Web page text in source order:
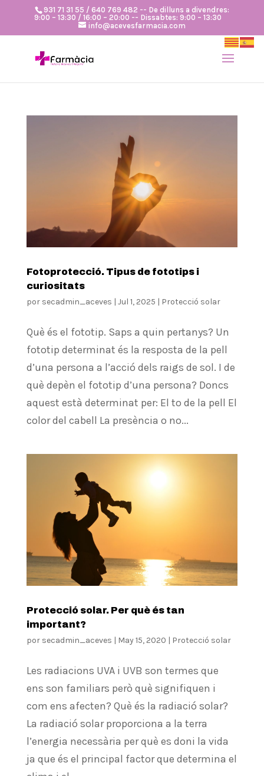
931 71 31 55 / 640 769 482 -- De dilluns a divendres:
9:00 – 13:30 / 16:00 – 20:00 -- Dissabtes: 9:00 – 13:30
info@acevesfarmacia.com
Fotoprotecció. Tipus de fototips i
curiositats
por secadmin_aceves | Jul 1, 2025 | Protecció solar
Què és el fototip. Saps a quin pertanys? Un
fototip determinat és la resposta de la pell
d’una persona a l’acció dels raigs de sol. I de
què depèn el fototip d’una persona? Doncs
aquest està determinat per: El to de la pell El
color del cabell La presència o no...
Protecció solar. Per què és tan
important?
por secadmin_aceves | May 15, 2020 | Protecció solar
Les radiacions UVA i UVB son termes que
ens son familiars però què signifiquen i
com ens afecten? Què és la radiació solar?
La radiació solar proporciona a la terra
l’energia necessària per què es doni la vida
ja que és el principal factor que determina el